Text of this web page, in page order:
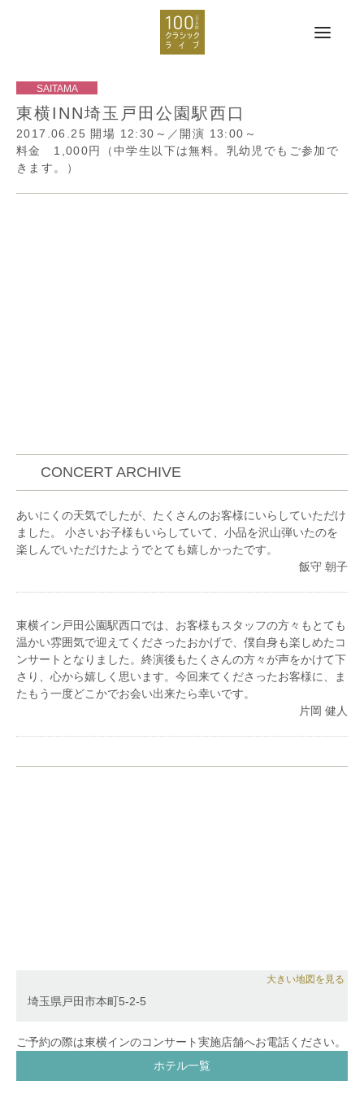
東横INN埼玉戸田公園駅西口
2017.06.25 開場 12:30～／開演 13:00～
料金 1,000円（中学生以下は無料。乳幼児でもご参加で
きます。）
CONCERT ARCHIVE
あいにくの天気でしたが、たくさんのお客様にいらしていただけ
ました。 小さいお子様もいらしていて、小品を沢山弾いたのを
楽しんでいただけたようでとても嬉しかったです。
飯守 朝子
東横イン戸田公園駅西口では、お客様もスタッフの方々もとても
温かい雰囲気で迎えてくださったおかげで、僕自身も楽しめたコ
ンサートとなりました。終演後もたくさんの方々が声をかけて下
さり、心から嬉しく思います。今回来てくださったお客様に、ま
たもう一度どこかでお会い出来たら幸いです。
片岡 健人
大きい地図を見る
埼玉県戸田市本町5-2-5
ご予約の際は東横インのコンサート実施店舗へお電話ください。
ホテル一覧